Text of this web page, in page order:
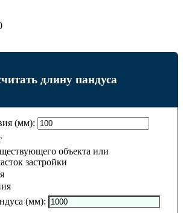
длину пандуса
(мм):
объекта или
застройки
(мм):